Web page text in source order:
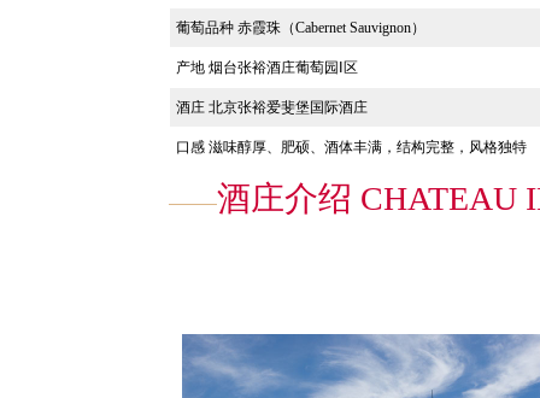
葡萄品种 赤霞珠（Cabernet Sauvignon）
产地 烟台张裕酒庄葡萄园Ⅰ区
酒庄 北京张裕爱斐堡国际酒庄
口感 滋味醇厚、肥硕、酒体丰满，结构完整，风格独特
酒庄介绍 CHATEAU